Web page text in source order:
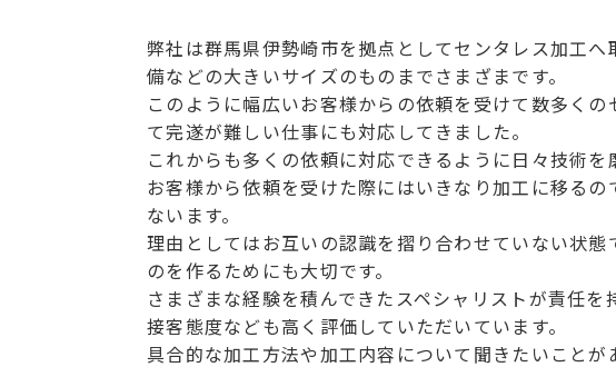
弊社は群馬県伊勢崎市を拠点としてセンタレス加工
備などの大きいサイズのものまでさまざまです。
このように幅広いお客様からの依頼を受けて数多く
て完遂が難しい仕事にも対応してきました。
これからも多くの依頼に対応できるように日々技術
お客様から依頼を受けた際にはいきなり加工に移る
ないます。
理由としてはお互いの認識を摺り合わせていない状
のを作るためにも大切です。
さまざまな経験を積んできたスペシャリストが責任
接客態度なども高く評価していただいています。
具合的な加工方法や加工内容について聞きたいこと